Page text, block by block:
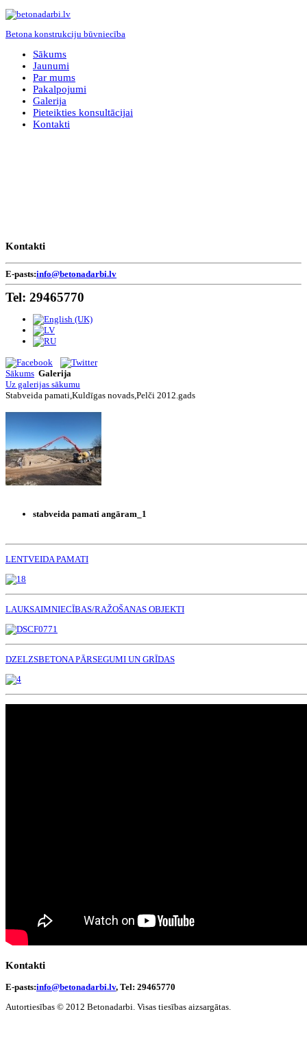
Betona konstrukciju būvniecība
Sākums
Jaunumi
Par mums
Pakalpojumi
Galerija
Pieteikties konsultācijai
Kontakti
Kontakti
E-pasts:info@betonadarbi.lv
Tel: 29465770
Sākums Galerija
Uz galerijas sākumu
Stabveida pamati,Kuldīgas novads,Pelči 2012.gads
stabveida pamati angāram_1
LENTVEIDA PAMATI
LAUKSAIMNIECĪBAS/RAŽOŠANAS OBJEKTI
DZELZSBETONA PĀRSEGUMI UN GRĪDAS
Kontakti
E-pasts:info@betonadarbi.lv, Tel: 29465770
Autortiesības © 2012 Betonadarbi. Visas tiesības aizsargātas.